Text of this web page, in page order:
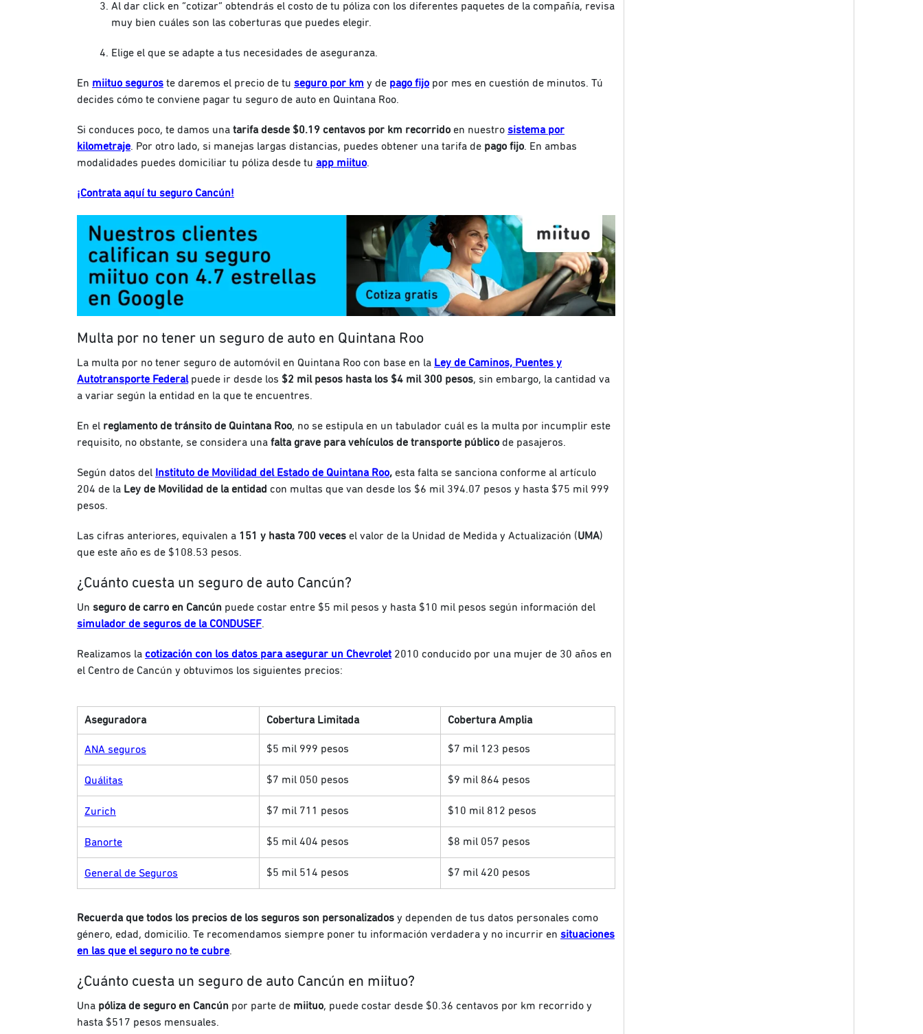
Al dar click en “cotizar” obtendrás el costo de tu póliza con los diferentes paquetes de la compañía, revisa
muy bien cuáles son las coberturas que puedes elegir.
Elige el que se adapte a tus necesidades de aseguranza.
En miituo seguros te daremos el precio de tu seguro por km y de pago fijo por mes en cuestión de minutos. Tú
decides cómo te conviene pagar tu seguro de auto en Quintana Roo.
Si conduces poco, te damos una tarifa desde $0.19 centavos por km recorrido en nuestro sistema por
kilometraje. Por otro lado, si manejas largas distancias, puedes obtener una tarifa de pago fijo. En ambas
modalidades puedes domiciliar tu póliza desde tu app miituo.
¡Contrata aquí tu seguro Cancún!
Multa por no tener un seguro de auto en Quintana Roo
La multa por no tener seguro de automóvil en Quintana Roo con base en la Ley de Caminos, Puentes y
Autotransporte Federalpuede ir desde los $2 mil pesos hasta los $4 mil 300 pesos, sin embargo, la cantidad va
a variar según la entidad en la que te encuentres.
En el reglamento de tránsito de Quintana Roo, no se estipula en un tabulador cuál es la multa por incumplir este
requisito, no obstante, se considera una falta grave para vehículos de transporte público de pasajeros.
Según datos del Instituto de Movilidad del Estado de Quintana Roo, esta falta se sanciona conforme al artículo
204 de la Ley de Movilidad de la entidad con multas que van desde los $6 mil 394.07 pesos y hasta $75 mil 999
pesos.
Las cifras anteriores, equivalen a 151 y hasta 700 veces el valor de la Unidad de Medida y Actualización (UMA)
que este año es de $108.53 pesos.
¿Cuánto cuesta un seguro de auto Cancún?
Un seguro de carro en Cancún puede costar entre $5 mil pesos y hasta $10 mil pesos según información del
simulador de seguros de la CONDUSEF.
Realizamos la cotización con los datos para asegurar un Chevrolet 2010 conducido por una mujer de 30 años en
el Centro de Cancún y obtuvimos los siguientes precios:
Aseguradora Cobertura Limitada Cobertura Amplia
ANA seguros $5 mil 999 pesos $7 mil 123 pesos
Quálitas $7 mil 050 pesos $9 mil 864 pesos
Zurich $7 mil 711 pesos $10 mil 812 pesos
Banorte $5 mil 404 pesos $8 mil 057 pesos
General de Seguros $5 mil 514 pesos $7 mil 420 pesos
Recuerda que todos los precios de los seguros son personalizados y dependen de tus datos personales como
género, edad, domicilio. Te recomendamos siempre poner tu información verdadera y no incurrir en situaciones
en las que el seguro no te cubre.
¿Cuánto cuesta un seguro de auto Cancún en miituo?
Una póliza de seguro en Cancún por parte de miituo, puede costar desde $0.36 centavos por km recorrido y
hasta $517 pesos mensuales.